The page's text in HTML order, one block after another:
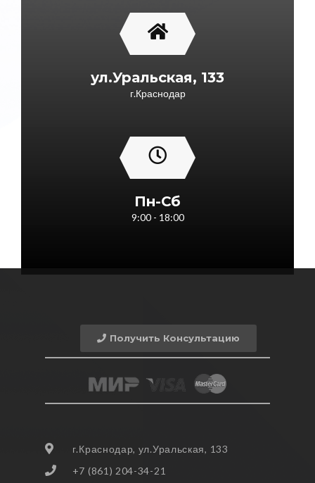
ул.Уральская, 133
г.Краснодар
Пн-Сб
9:00 - 18:00
Получить Консультацию
г.Краснодар, ул.Уральская, 133
+7 (861) 204-34-21